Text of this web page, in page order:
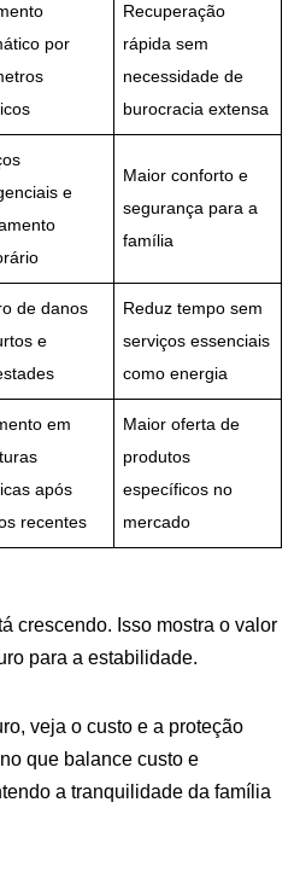
por
Recuperação
rápida sem
necessidade de
burocracia extensa
e
Maior conforto e
segurança para a
família
de danos
e
Reduz tempo sem
serviços essenciais
como energia
em
após
recentes
Maior oferta de
produtos
específicos no
mercado
crescendo. Isso mostra o valor
para a estabilidade.
veja o custo e a proteção
que balance custo e
a tranquilidade da família